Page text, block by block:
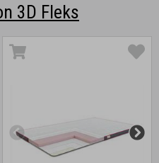
3D Fleks